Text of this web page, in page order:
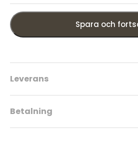
Leverans
Betalning